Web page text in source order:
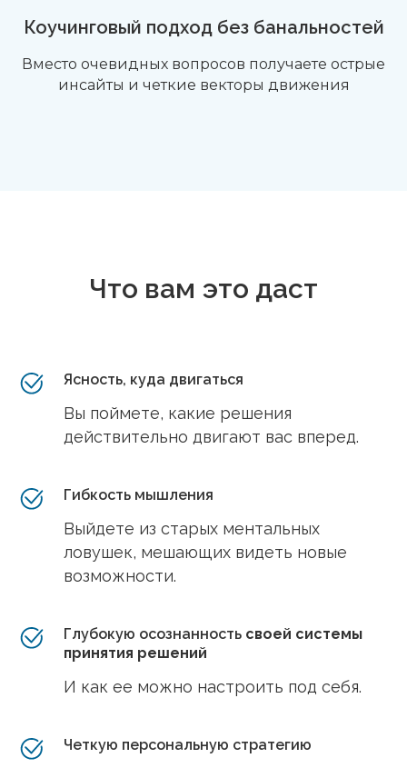
Коучинговый подход без банальностей
Вместо очевидных вопросов получаете острые
инсайты и четкие векторы движения
Что вам это даст
Ясность, куда двигаться
Вы поймете, какие решения
действительно двигают вас вперед.
Гибкость мышления
Выйдете из старых ментальных
ловушек, мешающих видеть новые
возможности.
Глубокую осознанность своей системы
принятия решений
И как ее можно настроить под себя.
Четкую персональную стратегию